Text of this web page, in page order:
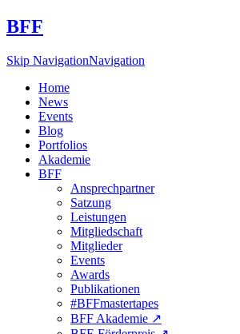
BFF
Skip NavigationNavigation
Home
News
Events
Blog
Portfolios
Akademie
BFF
Ansprechpartner
Satzung
Leistungen
Mitgliedschaft
Mitglieder
Events
Awards
Publikationen
#BFFmastertapes
BFF Akademie ↗︎